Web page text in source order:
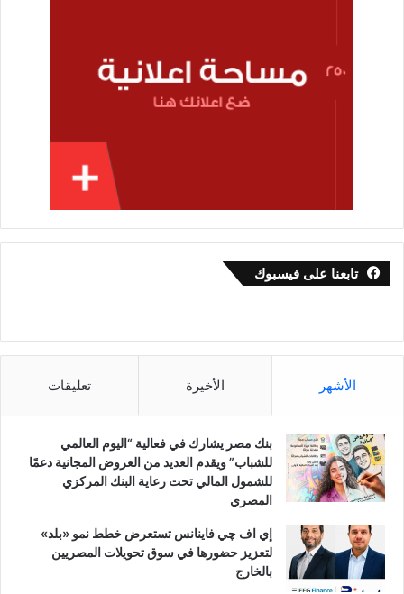
تابعنا على فيسبوك
الأشهر الأخيرة تعليقات
بنك مصر يشارك في فعالية “اليوم العالمي
للشباب” ويقدم العديد من العروض المجانية دعمًا
للشمول المالي تحت رعاية البنك المركزي
المصري
إي اف چي فاينانس تستعرض خطط نمو «بلد»
لتعزيز حضورها في سوق تحويلات المصريين
بالخارج